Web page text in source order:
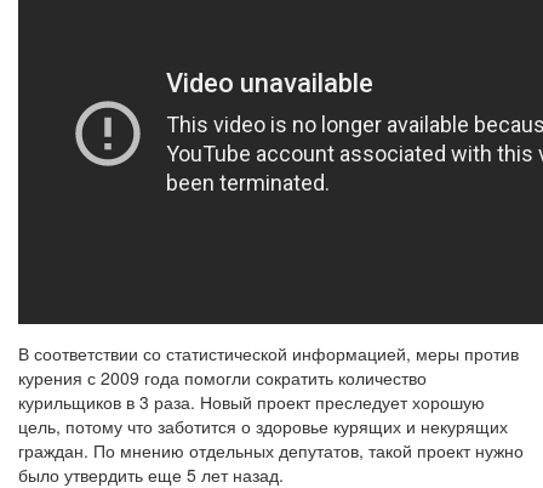
В соответствии со статистической информацией, меры против
курения с 2009 года помогли сократить количество
курильщиков в 3 раза. Новый проект преследует хорошую
цель, потому что заботится о здоровье курящих и некурящих
граждан. По мнению отдельных депутатов, такой проект нужно
было утвердить еще 5 лет назад.